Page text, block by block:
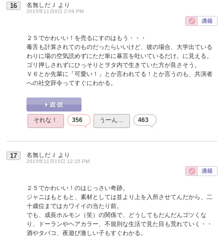
16 名無しだＪ より
2015年11月6日 2:09 PM
２５でかわいい！を売るにすのはもう・・・
毒舌も計算されてのものだったらいいけど、彼の場合、大学出ている
わりに場の空気読めずにただ単に暴言を吐いているだけ。に見える。
ゴリ押しされずにひっそりとヲタ内で生きていた方が良さそう。
Ｖ６とか先輩に「可愛い！」とか言われてる！とか言うのも、共演者
への社交辞令ってすぐにわかる。
それな！ 356 うーん… 463
17 名無しだＪ より
2015年11月15日 12:15 PM
２５でかわいい！のはじっさい奇跡。
ジャニはもともと、素材としては並より上を入所させてんだから、二
十歳位まではカワイイの当たり前。
でも、成長ホルモン（笑）の関係で、どうしてもだんだんゴツくな
り、ドーランやヘアカラー、不規則な生活で見た目も荒れていく・・
酒やタバコ、夜遊び激しい子もすぐわかる。